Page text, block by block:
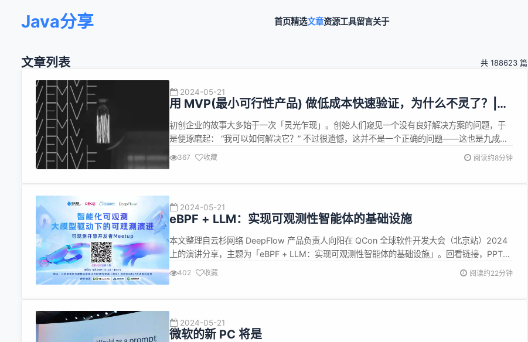
Java分享 首页精选文章资源工具留言关于
文章列表 共 188623 篇
2024-05-21
用 MVP(最小可行性产品) 做低成本快速验证，为什么不灵了？|
Liga译文
初创企业的故事大多始于一次「灵光乍现」。创始人们窥见一个没有良好解决方案的问题，于
是便琢磨起： “我可以如何解决它？” 不过很遗憾，这并不是一个正确的问题——这也是九成的
初创公司走向失败的一个重要原因。据 Exploding Topics 报道，10% 的初创企业无法顺利度
367 收藏 阅读约8分钟
2024-05-21
eBPF + LLM：实现可观测性智能体的基础设施
本文整理自云杉网络 DeepFlow 产品负责人向阳在 QCon 全球软件开发大会（北京站）2024
上的演讲分享，主题为「eBPF + LLM：实现可观测性智能体的基础设施」。回看链接，PPT下
载。 报名倒计时第二天！快来参与可观测性开源开发者Meetup | 南京站 今天很高兴与大家分
402 收藏 阅读约22分钟
2024-05-21
微软的新 PC 将是